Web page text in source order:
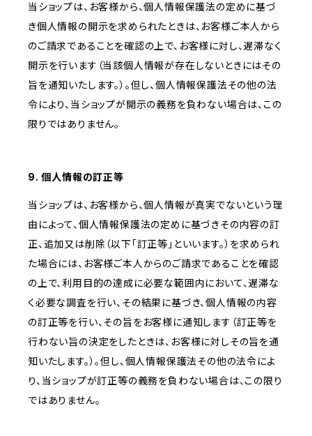
当ショップは、お客様から、個人情報保護法の定めに基づ
き個人情報の開示を求められたときは、お客様ご本人から
のご請求であることを確認の上で、お客様に対し、遅滞なく
開示を行います（当該個人情報が存在しないときにはその
旨を通知いたします。）。但し、個人情報保護法その他の法
令により、当ショップが開示の義務を負わない場合は、この
限りではありません。
9. 個人情報の訂正等
当ショップは、お客様から、個人情報が真実でないという理
由によって、個人情報保護法の定めに基づきその内容の訂
正、追加又は削除（以下「訂正等」といいます。）を求められ
た場合には、お客様ご本人からのご請求であることを確認
の上で、利用目的の達成に必要な範囲内において、遅滞な
く必要な調査を行い、その結果に基づき、個人情報の内容
の訂正等を行い、その旨をお客様に通知します（訂正等を
行わない旨の決定をしたときは、お客様に対しその旨を通
知いたします。）。但し、個人情報保護法その他の法令によ
り、当ショップが訂正等の義務を負わない場合は、この限り
ではありません。